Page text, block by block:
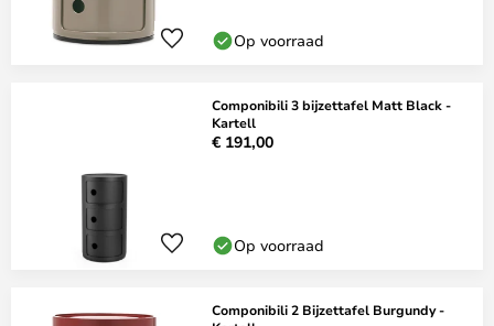
Op voorraad
Componibili 3 bijzettafel Matt Black -
Kartell
€ 191,00
Op voorraad
Componibili 2 Bijzettafel Burgundy -